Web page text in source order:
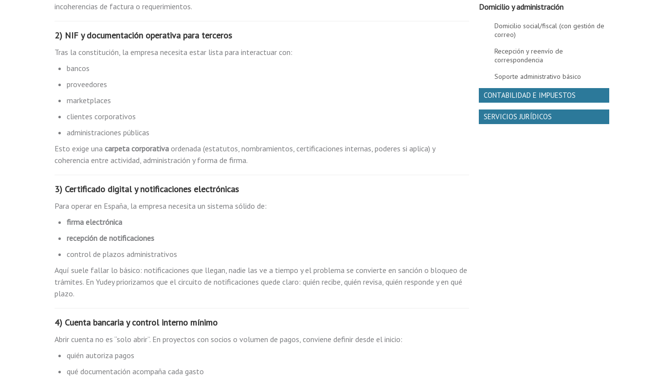
incoherencias de factura o requerimientos.
2) NIF y documentación operativa para terceros
Tras la constitución, la empresa necesita estar lista para interactuar con:
bancos
proveedores
marketplaces
clientes corporativos
administraciones públicas
Esto exige una carpeta corporativa ordenada (estatutos, nombramientos, certificaciones internas, poderes si aplica) y
coherencia entre actividad, administración y forma de firma.
3) Certificado digital y notificaciones electrónicas
Para operar en España, la empresa necesita un sistema sólido de:
firma electrónica
recepción de notificaciones
control de plazos administrativos
Aquí suele fallar lo básico: notificaciones que llegan, nadie las ve a tiempo y el problema se convierte en sanción o bloqueo de
trámites. En Yudey priorizamos que el circuito de notificaciones quede claro: quién recibe, quién revisa, quién responde y en qué
plazo.
4) Cuenta bancaria y control interno mínimo
Abrir cuenta no es “solo abrir”. En proyectos con socios o volumen de pagos, conviene definir desde el inicio:
quién autoriza pagos
qué documentación acompaña cada gasto
Domicilio y administración
Domicilio social/fiscal (con gestión de
correo)
Recepción y reenvío de
correspondencia
Soporte administrativo básico
CONTABILIDAD E IMPUESTOS
SERVICIOS JURÍDICOS